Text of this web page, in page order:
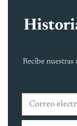
Recibe nuestras
Correo